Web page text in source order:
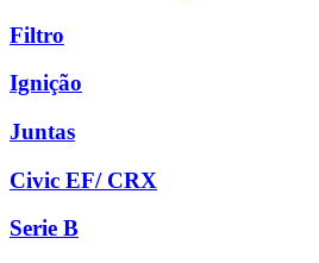
Filtro
Ignição
Juntas
Civic EF/ CRX
Serie B